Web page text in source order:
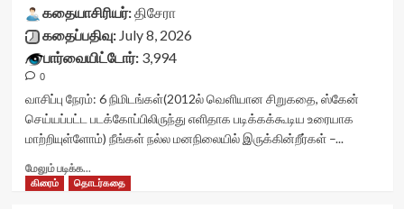
அன்பு..!
<div
class="yasr-
vv-
title-
container">
<div
class='yasr-
title
கதையாசிரியர்:திசேரா
கதைப்பதிவு:July 8, 2026
பார்வையிட்டோர்:3,994
0
வாசிப்பு நேரம்: 6 நிமிடங்கள்(2012ல் வெளியான சிறுகதை, ஸ்கேன்
செய்யப்பட்ட படக்கோப்பிலிருந்து எளிதாக படிக்கக்கூடிய உரையாக
மாற்றியுள்ளோம்) நீங்கள் நல்ல மனநிலையில் இருக்கின்றீர்கள் –...
மேலும் படிக்க...
more
கிரைம் தொடர்கதை